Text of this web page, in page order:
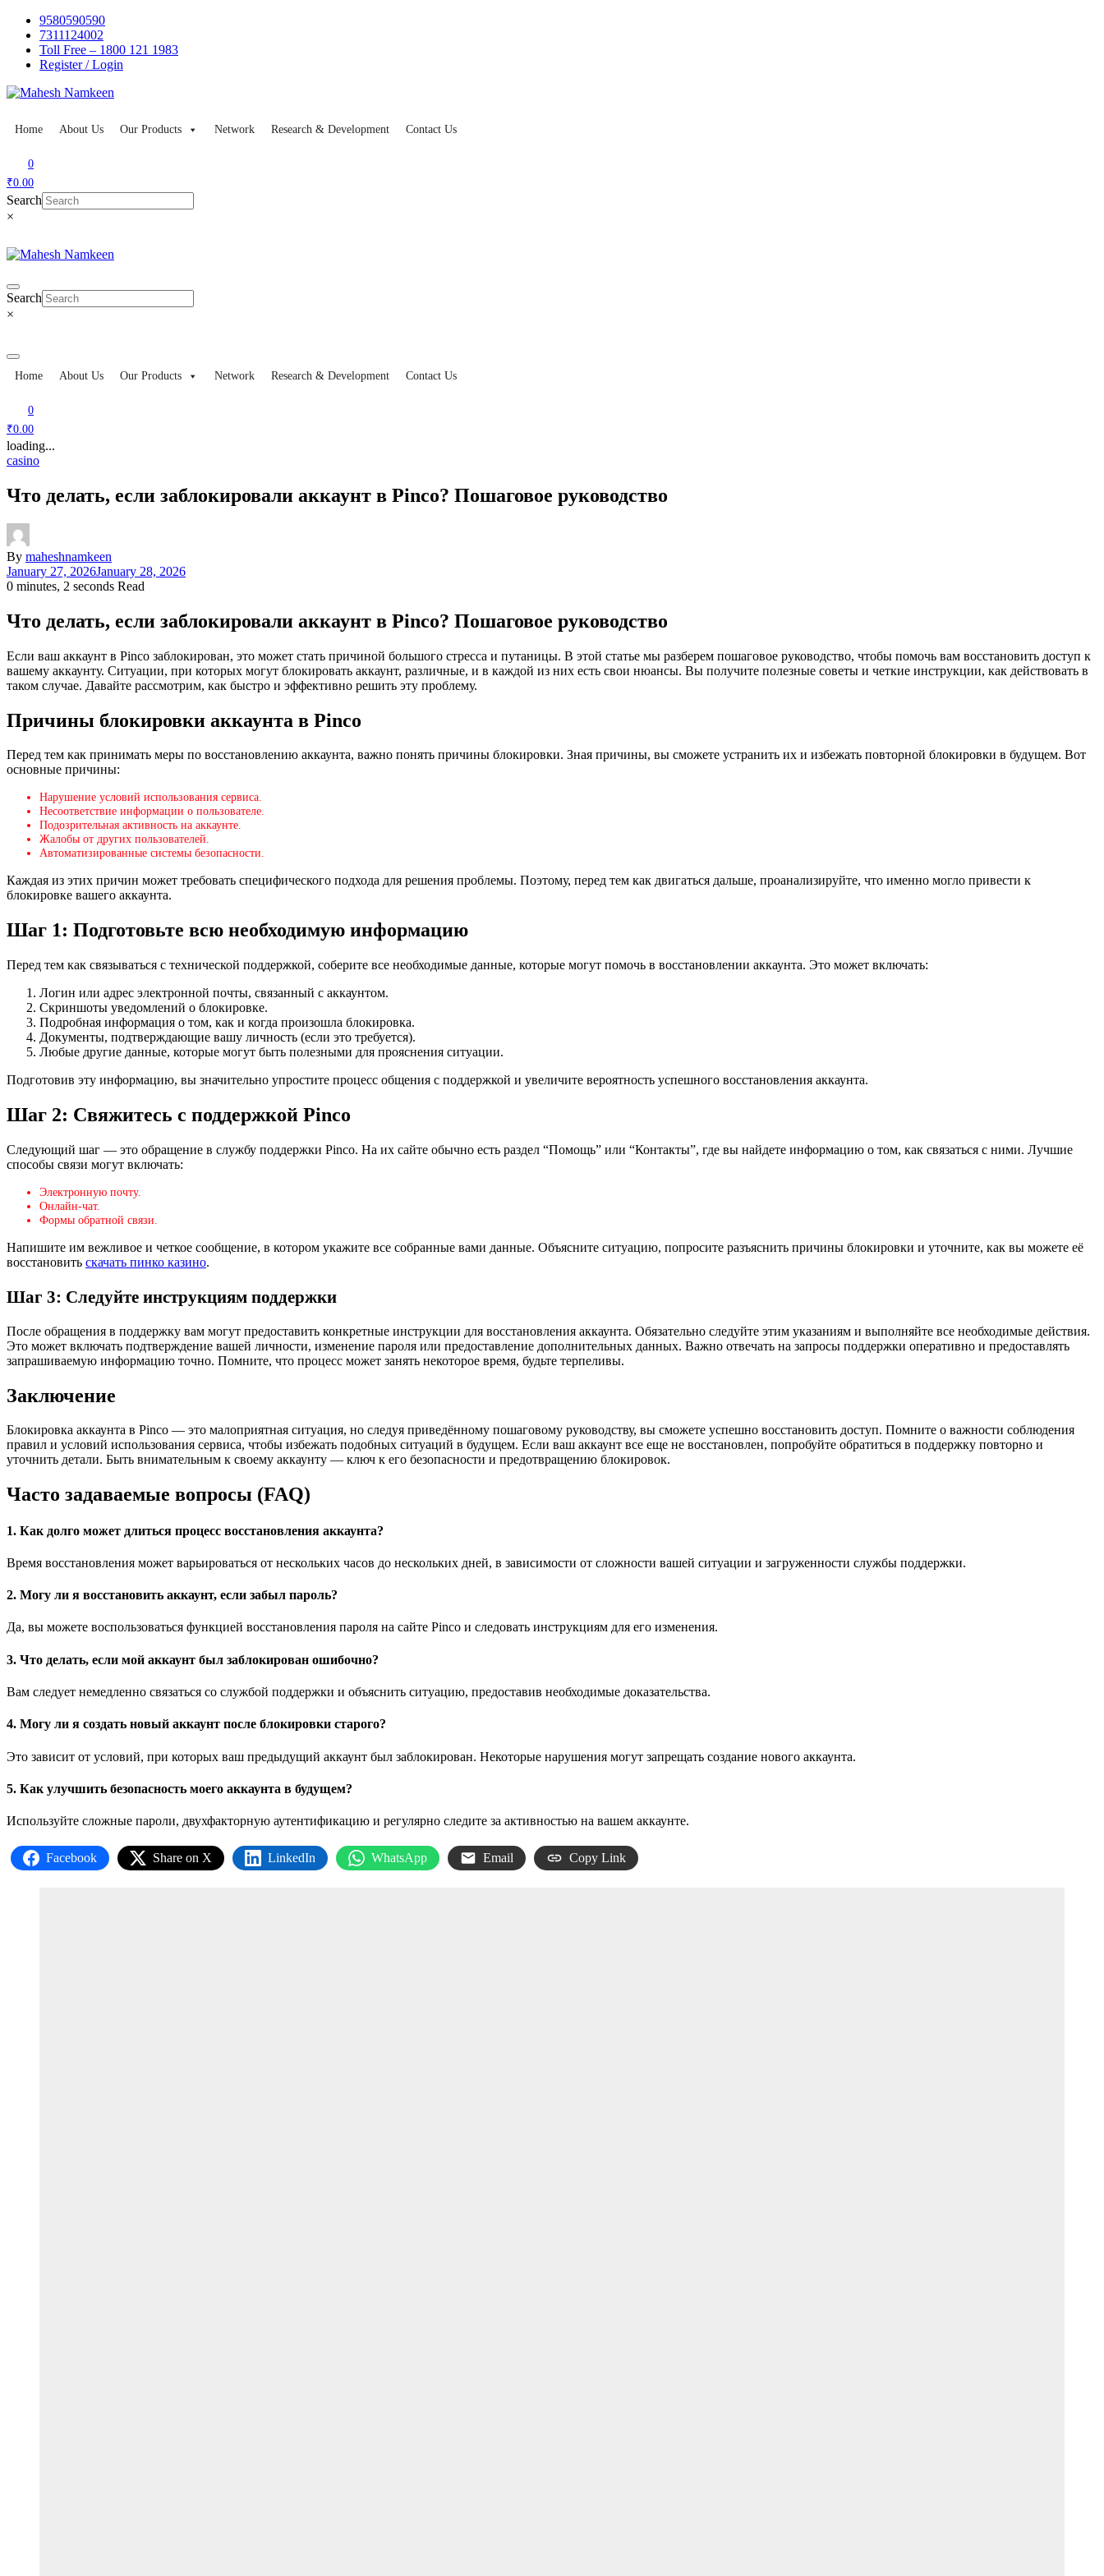
Skip
content
9580590590
7311124002
Toll Free – 1800 121 1983
Register / Login
Home About Us Our Products Network Research & Development Contact Us
0
₹0.00
Search
×
Search
×
Home About Us Our Products Network Research & Development Contact Us
0
₹0.00
loading...
casino
Что делать, если заблокировали аккаунт в Pinco? Пошаговое руководство
By maheshnamkeen
January 27, 2026January 28, 2026
0 minutes, 2 seconds Read
Что делать, если заблокировали аккаунт в Pinco? Пошаговое руководство
Если ваш аккаунт в Pinco заблокирован, это может стать причиной большого стресса и путаницы. В этой статье мы разберем пошаговое руководство, чтобы помочь вам восстановить доступ к
вашему аккаунту. Ситуации, при которых могут блокировать аккаунт, различные, и в каждой из них есть свои нюансы. Вы получите полезные советы и четкие инструкции, как действовать в
таком случае. Давайте рассмотрим, как быстро и эффективно решить эту проблему.
Причины блокировки аккаунта в Pinco
Перед тем как принимать меры по восстановлению аккаунта, важно понять причины блокировки. Зная причины, вы сможете устранить их и избежать повторной блокировки в будущем. Вот
основные причины:
Нарушение условий использования сервиса.
Несоответствие информации о пользователе.
Подозрительная активность на аккаунте.
Жалобы от других пользователей.
Автоматизированные системы безопасности.
Каждая из этих причин может требовать специфического подхода для решения проблемы. Поэтому, перед тем как двигаться дальше, проанализируйте, что именно могло привести к
блокировке вашего аккаунта.
Шаг 1: Подготовьте всю необходимую информацию
Перед тем как связываться с технической поддержкой, соберите все необходимые данные, которые могут помочь в восстановлении аккаунта. Это может включать:
Логин или адрес электронной почты, связанный с аккаунтом.
Скриншоты уведомлений о блокировке.
Подробная информация о том, как и когда произошла блокировка.
Документы, подтверждающие вашу личность (если это требуется).
Любые другие данные, которые могут быть полезными для прояснения ситуации.
Подготовив эту информацию, вы значительно упростите процесс общения с поддержкой и увеличите вероятность успешного восстановления аккаунта.
Шаг 2: Свяжитесь с поддержкой Pinco
Следующий шаг — это обращение в службу поддержки Pinco. На их сайте обычно есть раздел “Помощь” или “Контакты”, где вы найдете информацию о том, как связаться с ними. Лучшие
способы связи могут включать:
Электронную почту.
Онлайн-чат.
Формы обратной связи.
Напишите им вежливое и четкое сообщение, в котором укажите все собранные вами данные. Объясните ситуацию, попросите разъяснить причины блокировки и уточните, как вы можете её
восстановить скачать пинко казино.
Шаг 3: Следуйте инструкциям поддержки
После обращения в поддержку вам могут предоставить конкретные инструкции для восстановления аккаунта. Обязательно следуйте этим указаниям и выполняйте все необходимые действия.
Это может включать подтверждение вашей личности, изменение пароля или предоставление дополнительных данных. Важно отвечать на запросы поддержки оперативно и предоставлять
запрашиваемую информацию точно. Помните, что процесс может занять некоторое время, будьте терпеливы.
Заключение
Блокировка аккаунта в Pinco — это малоприятная ситуация, но следуя приведённому пошаговому руководству, вы сможете успешно восстановить доступ. Помните о важности соблюдения
правил и условий использования сервиса, чтобы избежать подобных ситуаций в будущем. Если ваш аккаунт все еще не восстановлен, попробуйте обратиться в поддержку повторно и
уточнить детали. Быть внимательным к своему аккаунту — ключ к его безопасности и предотвращению блокировок.
Часто задаваемые вопросы (FAQ)
1. Как долго может длиться процесс восстановления аккаунта?
Время восстановления может варьироваться от нескольких часов до нескольких дней, в зависимости от сложности вашей ситуации и загруженности службы поддержки.
2. Могу ли я восстановить аккаунт, если забыл пароль?
Да, вы можете воспользоваться функцией восстановления пароля на сайте Pinco и следовать инструкциям для его изменения.
3. Что делать, если мой аккаунт был заблокирован ошибочно?
Вам следует немедленно связаться со службой поддержки и объяснить ситуацию, предоставив необходимые доказательства.
4. Могу ли я создать новый аккаунт после блокировки старого?
Это зависит от условий, при которых ваш предыдущий аккаунт был заблокирован. Некоторые нарушения могут запрещать создание нового аккаунта.
5. Как улучшить безопасность моего аккаунта в будущем?
Используйте сложные пароли, двухфакторную аутентификацию и регулярно следите за активностью на вашем аккаунте.
Facebook Share on X LinkedIn WhatsApp Email Copy Link